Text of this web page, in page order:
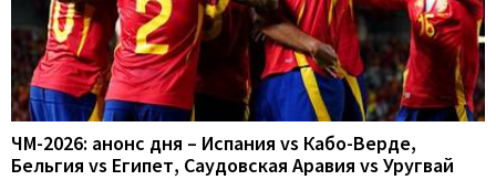
ЧМ-2026: анонс дня – Испания vs Кабо-Верде,
Бельгия vs Египет, Саудовская Аравия vs Уругвай